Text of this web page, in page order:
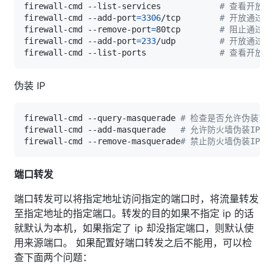
firewall-cmd --list-services # 查看开放的
firewall-cmd --add-port=3306/tcp # 开放通过
firewall-cmd --remove-port=80tcp # 阻止通过
firewall-cmd --add-port=233/udp # 开放通过
firewall-cmd --list-ports # 查看开放的
伪装 IP
firewall-cmd --query-masquerade # 检查是否允许伪装IP
firewall-cmd --add-masquerade # 允许防火墙伪装IP
firewall-cmd --remove-masquerade# 禁止防火墙伪装IP
端口转发
端口转发可以将指定地址访问指定的端口时，将流量转发
至指定地址的指定端口。转发的目的如果不指定 ip 的话
就默认为本机，如果指定了 ip 却没指定端口，则默认使
用来源端口。 如果配置好端口转发之后不能用，可以检
查下面两个问题：